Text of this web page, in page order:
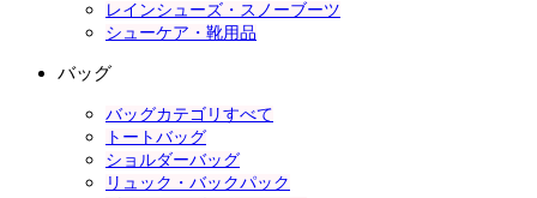
レインシューズ・スノーブーツ
シューケア・靴用品
バッグ
バッグカテゴリすべて
トートバッグ
ショルダーバッグ
リュック・バックパック